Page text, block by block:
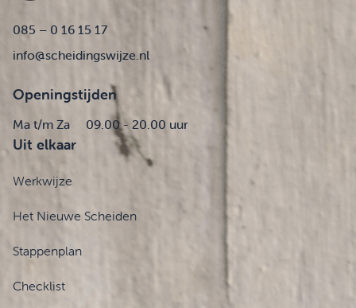
085 – 0 16 15 17
info@scheidingswijze.nl
Openingstijden
Ma t/m Za 09.00 - 20.00 uur
Uit elkaar
Werkwijze
Het Nieuwe Scheiden
Stappenplan
Checklist